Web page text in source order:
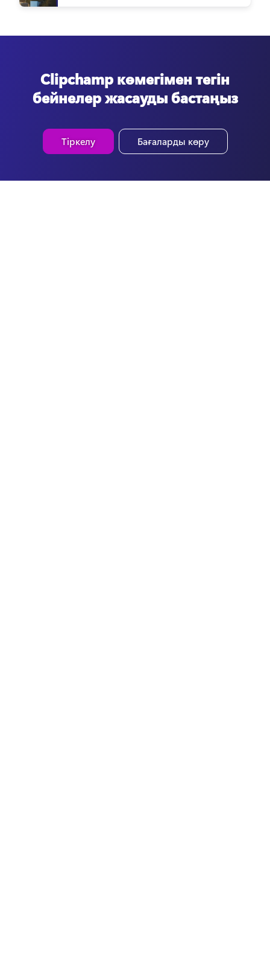
Clipchamp көмегімен тегін
бейнелер жасауды бастаңыз
Тіркелу Бағаларды көру